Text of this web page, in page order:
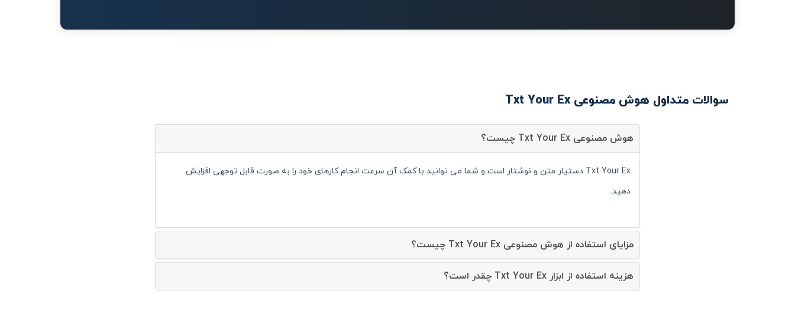
سوالات متداول هوش مصنوعی Txt Your Ex
هوش مصنوعی Txt Your Ex چیست؟
Txt Your Ex دستیار متن و نوشتار است و شما می توانید با کمک آن سرعت انجام کارهای خود را به صورت قابل توجهی افزایش
دهید.
مزایای استفاده از هوش مصنوعی Txt Your Ex چیست؟
هزینه استفاده از ابزار Txt Your Ex چقدر است؟